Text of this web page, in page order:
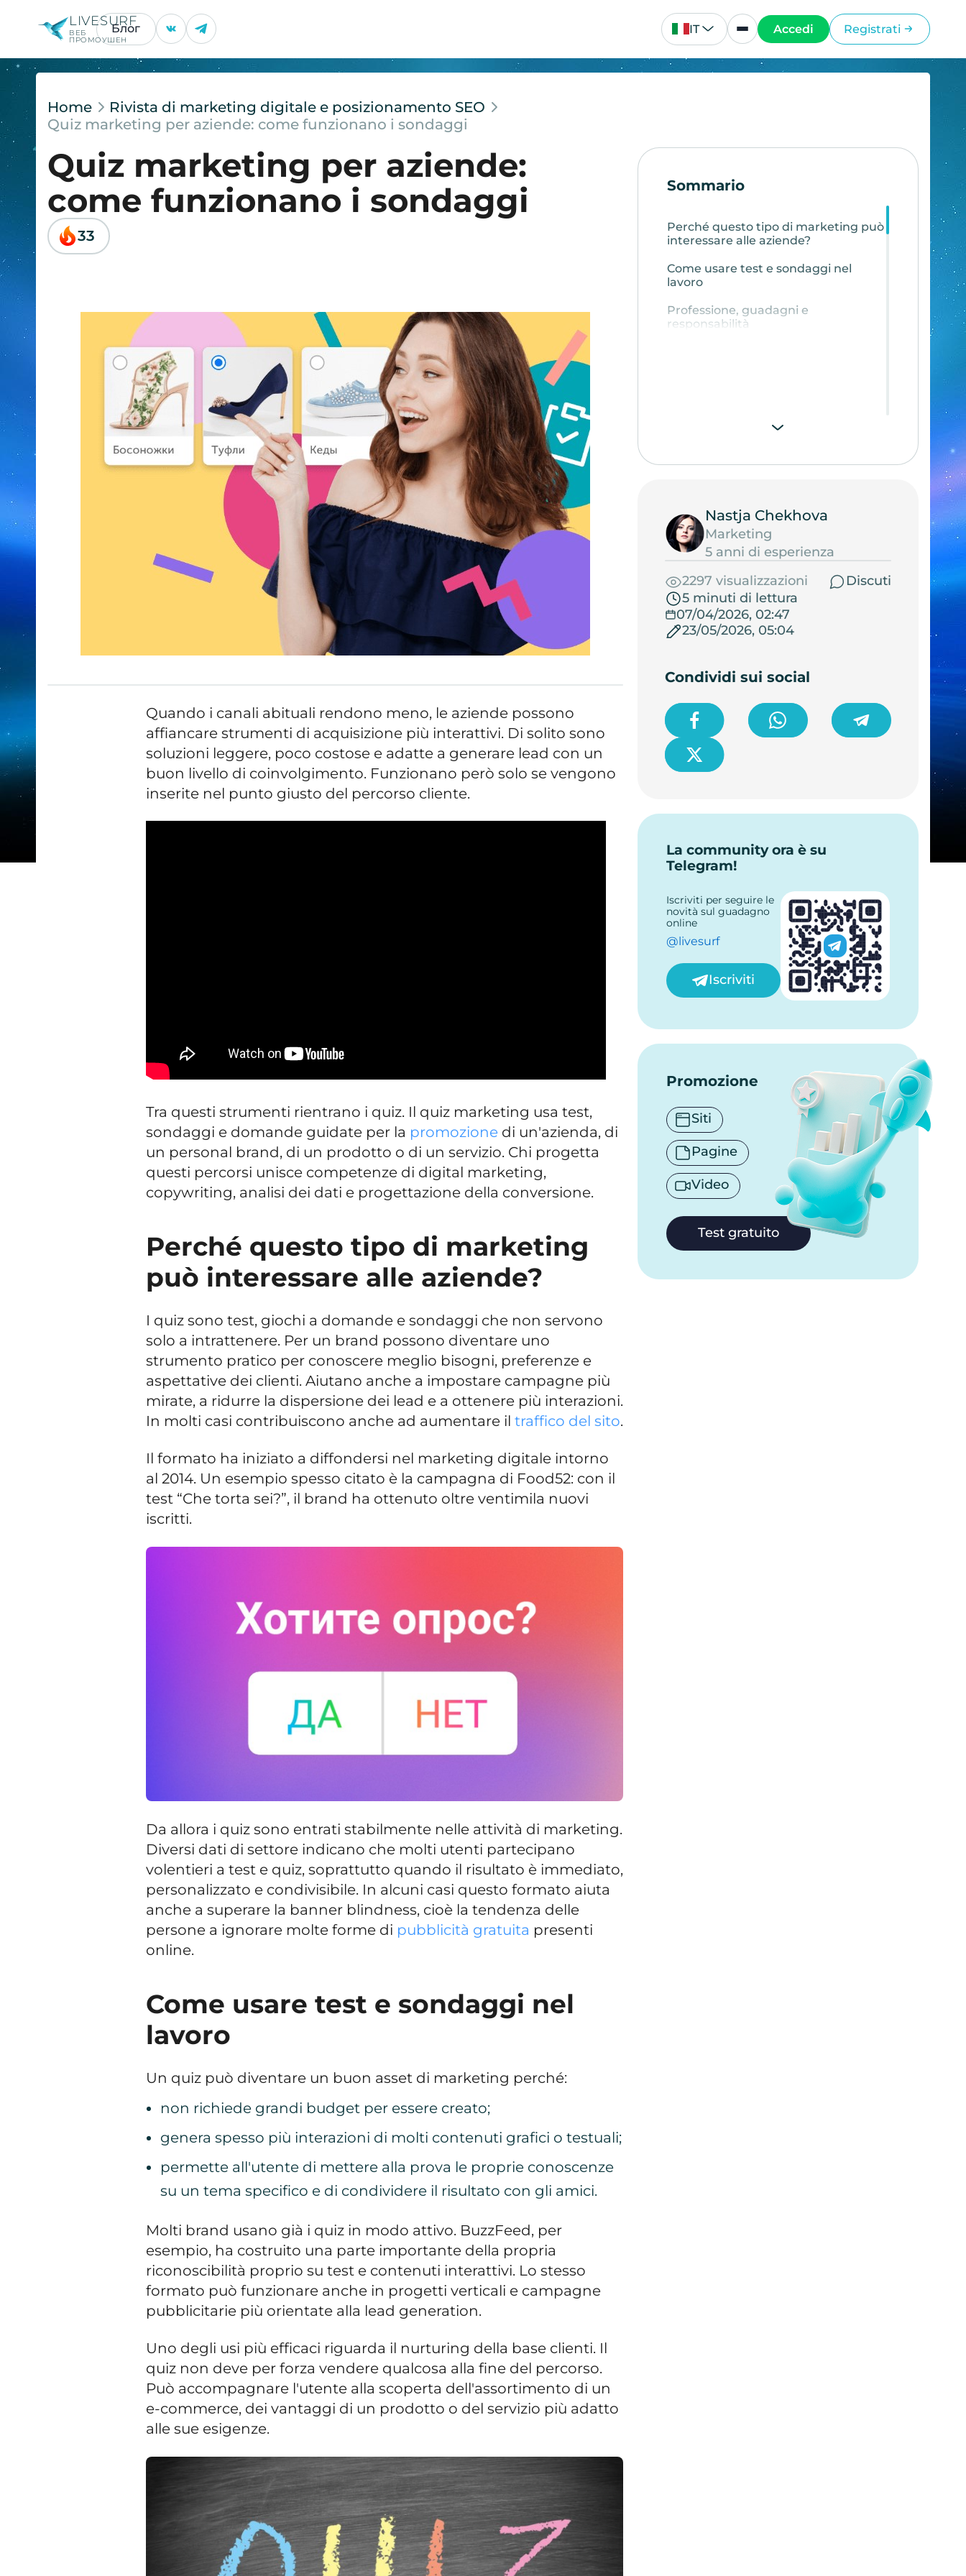
LIVESURF
ВЕБ
ПРОМОУШЕН
Блог IT Accedi Registrati
Home
Rivista di marketing digitale e posizionamento SEO
Quiz marketing per aziende: come funzionano i sondaggi
Quiz marketing per aziende:
come funzionano i sondaggi
33
Quando i canali abituali rendono meno, le aziende possono
affiancare strumenti di acquisizione più interattivi. Di solito sono
soluzioni leggere, poco costose e adatte a generare lead con un
buon livello di coinvolgimento. Funzionano però solo se vengono
inserite nel punto giusto del percorso cliente.
Tra questi strumenti rientrano i quiz. Il quiz marketing usa test,
sondaggi e domande guidate per la promozione di un'azienda, di
un personal brand, di un prodotto o di un servizio. Chi progetta
questi percorsi unisce competenze di digital marketing,
copywriting, analisi dei dati e progettazione della conversione.
Perché questo tipo di marketing
può interessare alle aziende?
I quiz sono test, giochi a domande e sondaggi che non servono
solo a intrattenere. Per un brand possono diventare uno
strumento pratico per conoscere meglio bisogni, preferenze e
aspettative dei clienti. Aiutano anche a impostare campagne più
mirate, a ridurre la dispersione dei lead e a ottenere più interazioni.
In molti casi contribuiscono anche ad aumentare iltraffico del sito.
Il formato ha iniziato a diffondersi nel marketing digitale intorno
al 2014. Un esempio spesso citato è la campagna di Food52: con il
test “Che torta sei?”, il brand ha ottenuto oltre ventimila nuovi
iscritti.
Da allora i quiz sono entrati stabilmente nelle attività di marketing.
Diversi dati di settore indicano che molti utenti partecipano
volentieri a test e quiz, soprattutto quando il risultato è immediato,
personalizzato e condivisibile. In alcuni casi questo formato aiuta
anche a superare la banner blindness, cioè la tendenza delle
persone a ignorare molte forme di pubblicità gratuita presenti
online.
Come usare test e sondaggi nel
lavoro
Un quiz può diventare un buon asset di marketing perché:
non richiede grandi budget per essere creato;
genera spesso più interazioni di molti contenuti grafici o testuali;
permette all'utente di mettere alla prova le proprie conoscenze
su un tema specifico e di condividere il risultato con gli amici.
Molti brand usano già i quiz in modo attivo. BuzzFeed, per
esempio, ha costruito una parte importante della propria
riconoscibilità proprio su test e contenuti interattivi. Lo stesso
formato può funzionare anche in progetti verticali e campagne
pubblicitarie più orientate alla lead generation.
Uno degli usi più efficaci riguarda il nurturing della base clienti. Il
quiz non deve per forza vendere qualcosa alla fine del percorso.
Può accompagnare l'utente alla scoperta dell'assortimento di un
e-commerce, dei vantaggi di un prodotto o del servizio più adatto
alle sue esigenze.
Sommario
Perché questo tipo di marketing può
interessare alle aziende?
Come usare test e sondaggi nel
lavoro
Professione, guadagni e
responsabilità
Nastja Chekhova
Marketing
5 anni di esperienza
2297 visualizzazioni
Discuti
5 minuti di lettura
07/04/2026, 02:47
23/05/2026, 05:04
Condividi sui social
La community ora è su
Telegram!
Iscriviti per seguire le
novità sul guadagno
online
@livesurf
Iscriviti
Promozione
Siti
Pagine
Video
Test gratuito